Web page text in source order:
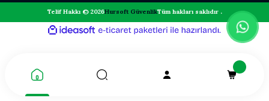
Telif Hakkı © 2026Hursoft GüvenlikTüm hakları saklıdır .
ideasoft
e-
ile
hazırlandı.